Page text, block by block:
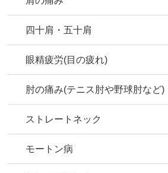
四十肩・五十肩
眼精疲労(目の疲れ)
肘の痛み(テニス肘や野球肘など)
ストレートネック
モートン病